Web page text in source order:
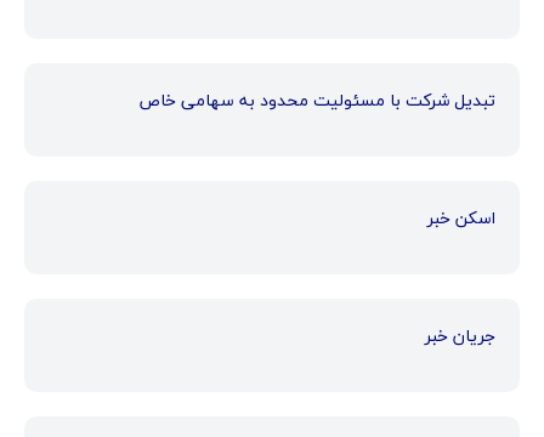
تبدیل شرکت با مسئولیت محدود به سهامی خاص
اسکن خبر
جریان خبر